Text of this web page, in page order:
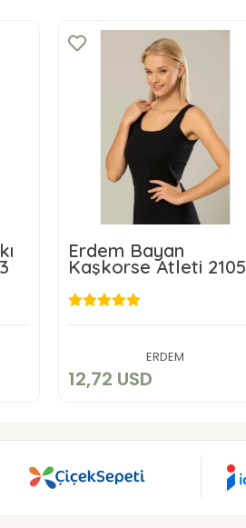
Erdem Bayan
Kaşkorse Atleti 2105
ERDEM
12,72 USD
Sepete Ekle